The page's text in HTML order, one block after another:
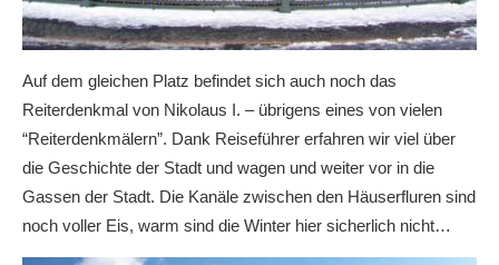
Auf dem gleichen Platz befindet sich auch noch das
Reiterdenkmal von Nikolaus I. – übrigens eines von vielen
“Reiterdenkmälern”. Dank Reiseführer erfahren wir viel über
die Geschichte der Stadt und wagen und weiter vor in die
Gassen der Stadt. Die Kanäle zwischen den Häuserfluren sind
noch voller Eis, warm sind die Winter hier sicherlich nicht…